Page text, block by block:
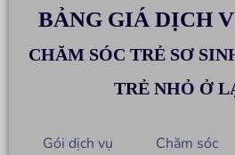
BẢNG GIÁ DỊCH
CHĂM SÓC TRẺ SƠ
TRẺ NHỎ Ở
Gói dịch vụ Chăm sóc